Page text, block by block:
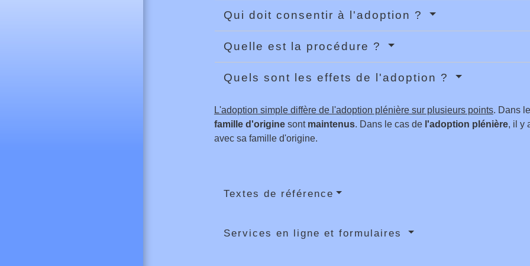
Qui doit consentir à l'adoption ?
Quelle est la procédure ?
Quels sont les effets de l'adoption ?
L'adoption simple diffère de l'adoption plénière sur plusieurs points. Dans
famille d'originesont maintenus. Dans le cas de l'adoption plénière, il y
avec sa famille d'origine.
Textes de référence
Services en ligne et formulaires